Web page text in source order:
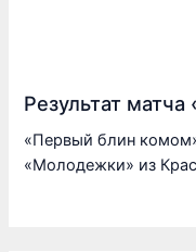
Результат
«Первый блин
«Молодежки» из